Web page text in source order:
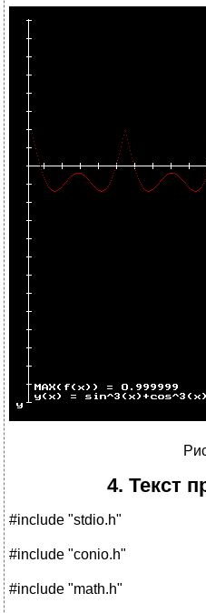
4. Текст
#include "stdio.h"
#include "conio.h"
#include "math.h"